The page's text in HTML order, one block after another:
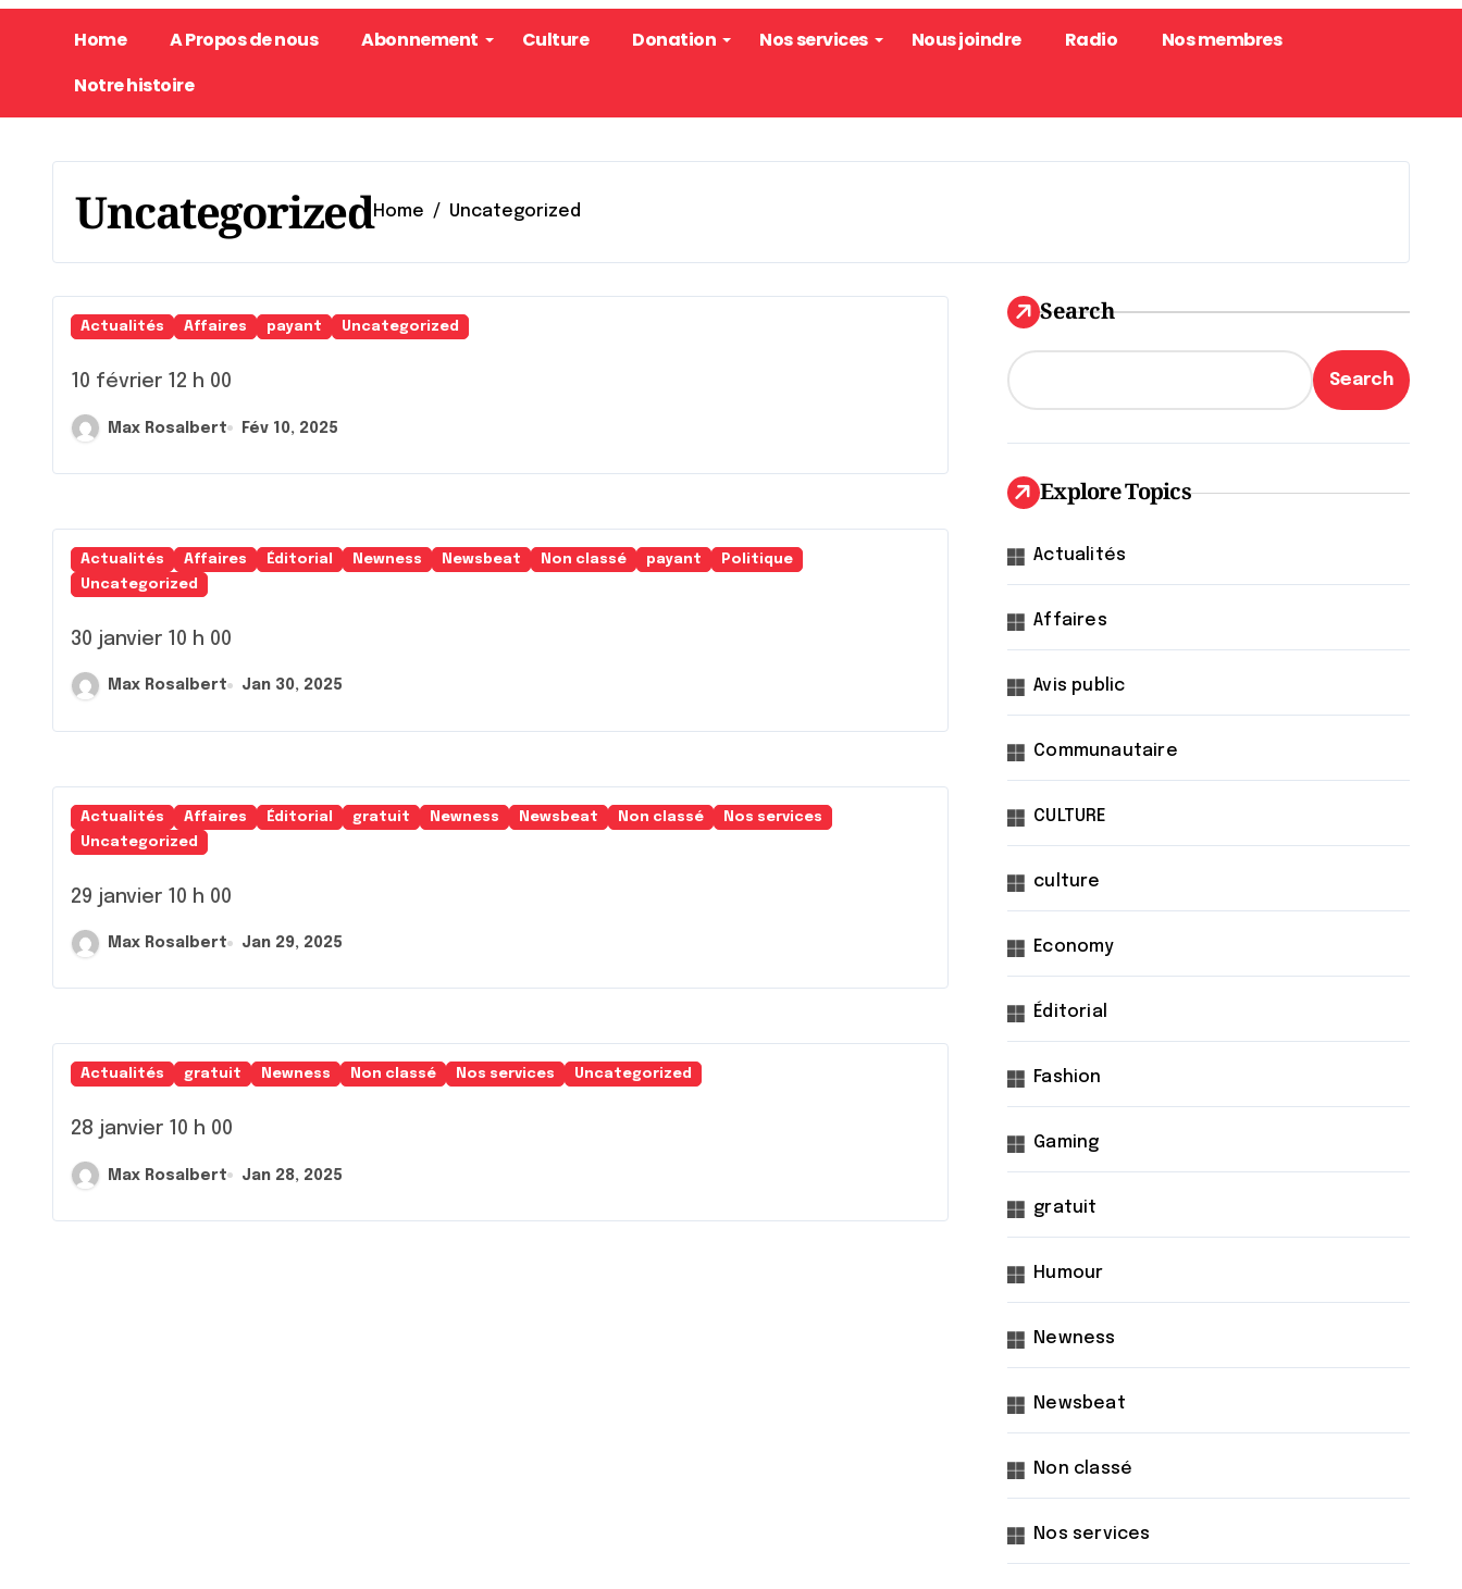
Home A Propos de nous Abonnement Culture Donation Nos services Nous joindre Radio
Nos membres
Notre histoire
UncategorizedHome Uncategorized
Actualités Affaires payant Uncategorized
10 février 12 h 00
Max Rosalbert Fév 10, 2025
Actualités Affaires Éditorial Newness Newsbeat Non classé payant
Politique
Uncategorized
30 janvier 10 h 00
Max Rosalbert Jan 30, 2025
Actualités Affaires Éditorial gratuit Newness Newsbeat Non classé
Nos services
Uncategorized
29 janvier 10 h 00
Max Rosalbert Jan 29, 2025
Actualités gratuit Newness Non classé Nos services Uncategorized
28 janvier 10 h 00
Max Rosalbert Jan 28, 2025
Search
Search
Explore Topics
Actualités
Affaires
Avis public
Communautaire
CULTURE
culture
Economy
Éditorial
Fashion
Gaming
gratuit
Humour
Newness
Newsbeat
Non classé
Nos services